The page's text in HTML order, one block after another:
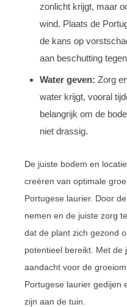
zonlicht krijgt, maar
wind. Plaats de
de kans op
aan beschutting
Water geven: Zorg
water krijgt, vooral
belangrijk om de
niet drassig.
De juiste bodem en
creëren van optimale
Portugese laurier. Door
nemen en de juiste zorg
dat de plant zich gezond
potentieel bereikt. Met de
aandacht voor de
Portugese laurier gedijen
zijn aan de tuin.